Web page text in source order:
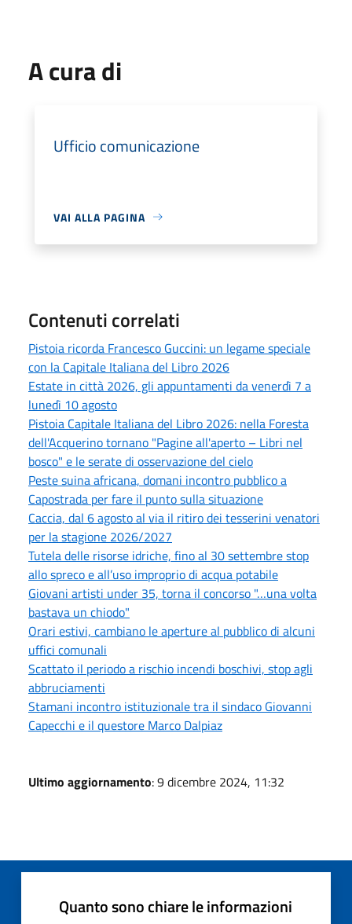
A cura di
Ufficio comunicazione
VAI ALLA PAGINA
Contenuti correlati
Pistoia ricorda Francesco Guccini: un legame speciale
con la Capitale Italiana del Libro 2026
Estate in città 2026, gli appuntamenti da venerdì 7 a
lunedì 10 agosto
Pistoia Capitale Italiana del Libro 2026: nella Foresta
dell'Acquerino tornano "Pagine all'aperto – Libri nel
bosco" e le serate di osservazione del cielo
Peste suina africana, domani incontro pubblico a
Capostrada per fare il punto sulla situazione
Caccia, dal 6 agosto al via il ritiro dei tesserini venatori
per la stagione 2026/2027
Tutela delle risorse idriche, fino al 30 settembre stop
allo spreco e all’uso improprio di acqua potabile
Giovani artisti under 35, torna il concorso "…una volta
bastava un chiodo"
Orari estivi, cambiano le aperture al pubblico di alcuni
uffici comunali
Scattato il periodo a rischio incendi boschivi, stop agli
abbruciamenti
Stamani incontro istituzionale tra il sindaco Giovanni
Capecchi e il questore Marco Dalpiaz
Ultimo aggiornamento: 9 dicembre 2024, 11:32
Quanto sono chiare le informazioni